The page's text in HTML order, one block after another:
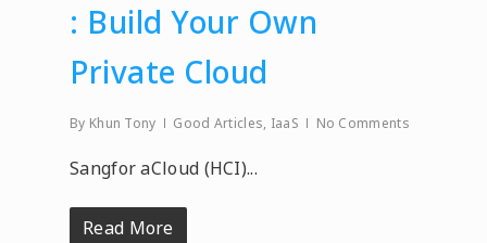
: Build Your Own
Private Cloud
By Khun Tony Good Articles, IaaS No Comments
Sangfor aCloud (HCI)...
Read More